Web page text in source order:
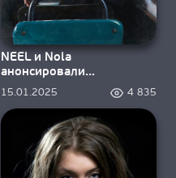
NEEL и Nola
анонсировали
совместную песню «Всё
15.01.2025 4 835